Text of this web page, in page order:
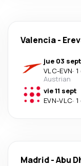
Valencia-
jue 03 sept
VLC-EVN·
Austrian
vie 11 sept
EVN-VLC·
Madrid-Abu